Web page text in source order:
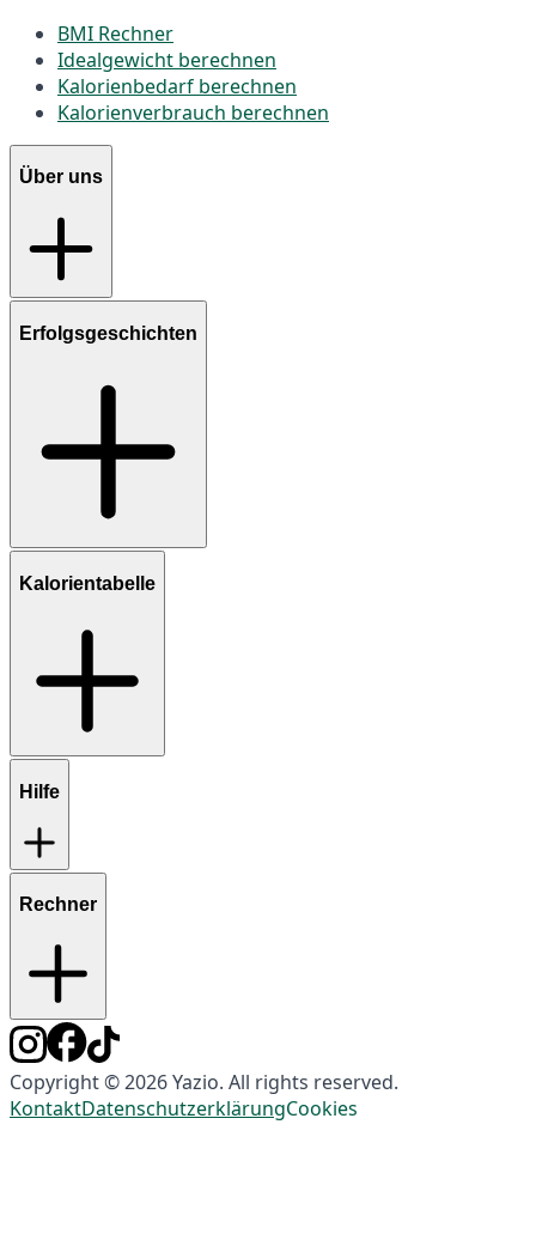
BMI Rechner
Idealgewicht berechnen
Kalorienbedarf berechnen
Kalorienverbrauch berechnen
Über uns
Erfolgsgeschichten
Kalorientabelle
Hilfe
Rechner
Copyright © 2026 Yazio. All rights reserved.
KontaktDatenschutzerklärungCookies